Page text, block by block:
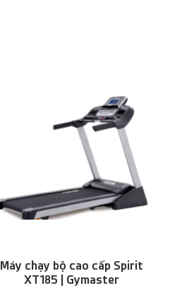
Máy chạy bộ cao cấp Spirit
XT185 | Gymaster